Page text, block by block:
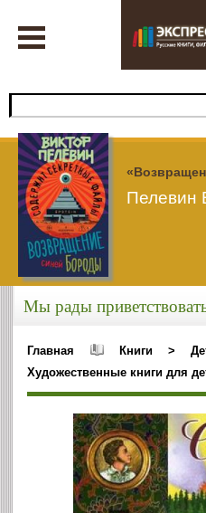
Пелевин
Мы рады
Главная Книги >
Художественные книги для